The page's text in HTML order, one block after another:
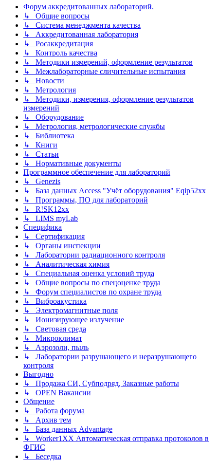
Форум аккредитованных лабораторий.
↳ Общие вопросы
↳ Система менеджмента качества
↳ Аккредитованная лаборатория
↳ Росаккредитация
↳ Контроль качества
↳ Методики измерений, оформление результатов
↳ Межлабораторные сличительные испытания
↳ Новости
↳ Метрология
↳ Методики, измерения, оформление результатов
измерений
↳ Оборудование
↳ Метрология, метрологические службы
↳ Библиотека
↳ Книги
↳ Статьи
↳ Нормативные документы
Программное обеспечение для лабораторий
↳ Genezis
↳ База данных Access "Учёт оборудования" Eqip52xx
↳ Программы, ПО для лабораторий
↳ R!SK12xx
↳ LIMS myLab
Специфика
↳ Сертификация
↳ Органы инспекции
↳ Лаборатории радиационного контроля
↳ Аналитическая химия
↳ Специальная оценка условий труда
↳ Общие вопросы по спецоценке труда
↳ Форум специалистов по охране труда
↳ Виброакустика
↳ Электромагнитные поля
↳ Ионизирующее излучение
↳ Световая среда
↳ Микроклимат
↳ Аэрозоли, пыль
↳ Лаборатории разрушающего и неразрушающего
контроля
Выгодно
↳ Продажа СИ, Субподряд, Заказные работы
↳ OPEN Вакансии
Общение
↳ Работа форума
↳ Архив тем
↳ База данных Advantage
↳ Worker1XX Автоматическая отправка протоколов в
ФГИС
↳ Беседка